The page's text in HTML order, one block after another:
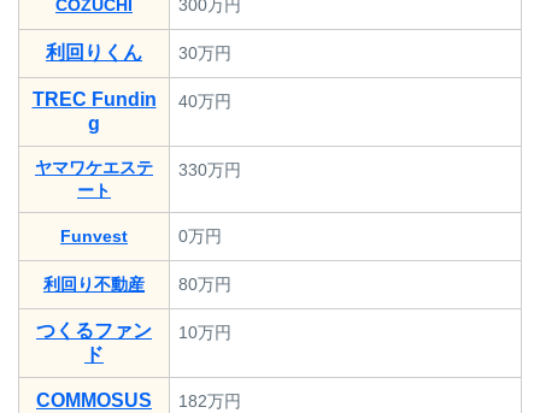
COZUCHI 300万円
利回りくん 30万円
TREC Fundin
g
40万円
ヤマワケエステ
ート
330万円
Funvest 0万円
利回り不動産 80万円
つくるファン
ド
10万円
COMMOSUS 182万円